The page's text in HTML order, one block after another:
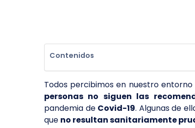
Contenidos
Todos percibimos en nuestro
personas no siguen las
pandemia de Covid-19. Algunas de
que no resultan sanitariamente